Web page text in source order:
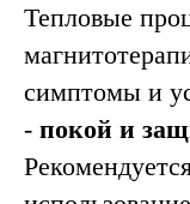
Тепловые
симптомы и
- покой и